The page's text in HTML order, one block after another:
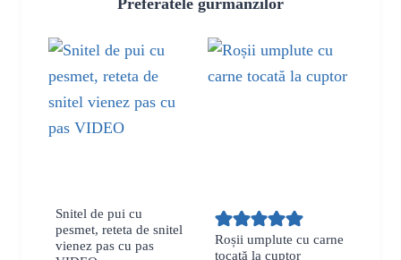
Snitel de pui cu
pesmet, reteta de snitel
vienez pas cu pas
Roșii umplute cu carne
tocată la cuptor